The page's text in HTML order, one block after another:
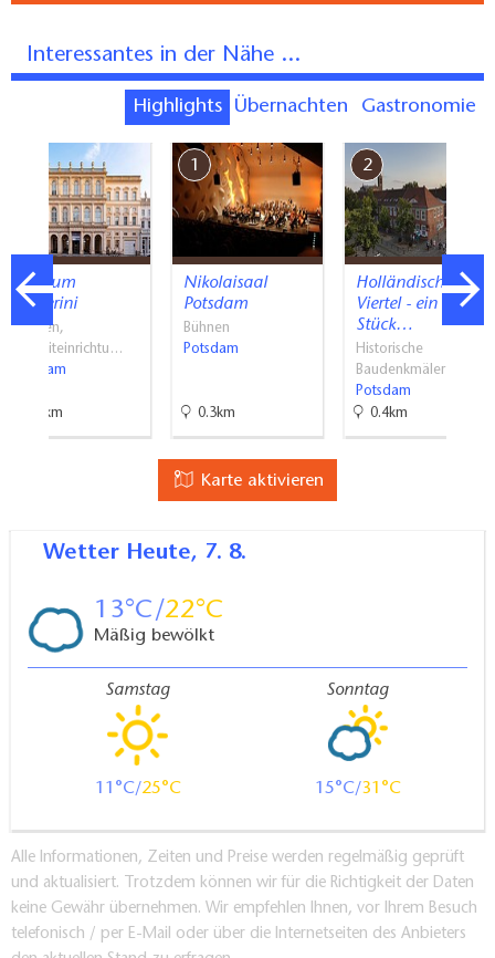
Interessantes in der Nähe ...
Highlights Übernachten Gastronomie
Museum
Barberini
Museen,
Freizeiteinrichtu…
Potsdam
0.9km
1
Nikolaisaal
Potsdam
Bühnen
Potsdam
0.3km
2
Holländisches
Viertel - ein
Stück…
Historische
Baudenkmäler …
Potsdam
0.4km
Karte aktivieren
Wetter Heute, 7. 8.
13 22
Mäßig bewölkt
Samstag
11 25
Sonntag
15 31
Alle Informationen, Zeiten und Preise werden regelmäßig geprüft
und aktualisiert. Trotzdem können wir für die Richtigkeit der Daten
keine Gewähr übernehmen. Wir empfehlen Ihnen, vor Ihrem Besuch
telefonisch / per E-Mail oder über die Internetseiten des Anbieters